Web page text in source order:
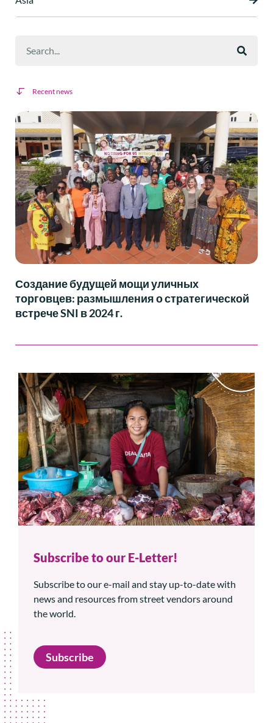
Recent news
Создание будущей мощи уличных
торговцев: размышления о стратегической
встрече SNI в 2024 г.
Subscribe to our E-Letter!
Subscribe to our e-mail and stay up-to-date with
news and resources from street vendors around
the world.
Subscribe